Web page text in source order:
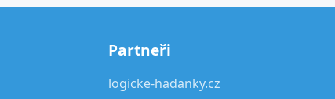
Partneři
logicke-hadanky.cz